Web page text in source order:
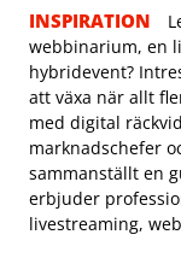
INSPIRATION
webbinarium, en
hybridevent?
att växa när allt
med digital
marknadschefer
sammanställt en
erbjuder
livestreaming,